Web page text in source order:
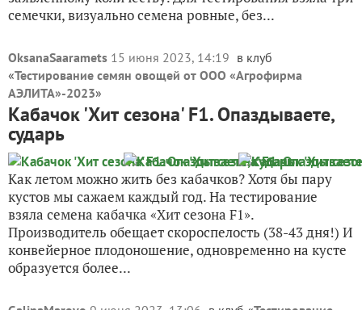
семечки, визуально семена ровные, без...
OksanaSaaramets 15 июня 2023, 14:19 в клуб
«Тестирование семян овощей от ООО «Агрофирма
АЭЛИТА»-2023»
Кабачок 'Хит сезона' F1. Опаздываете,
сударь
Как летом можно жить без кабачков? Хотя бы пару
кустов мы сажаем каждый год. На тестирование
взяла семена кабачка «Хит сезона F1».
Производитель обещает скороспелость (38-43 дня!) И
конвейерное плодоношение, одновременно на кусте
образуется более...